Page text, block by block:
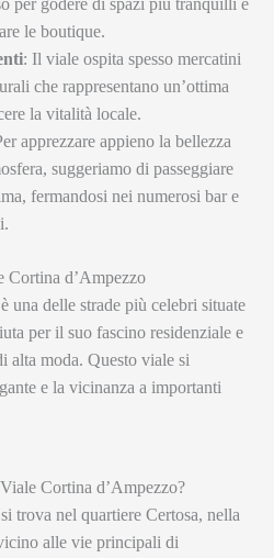
le boutique.
: Il viale ospita spesso mercatini
che rappresentano un’ottima
la vitalità locale.
apprezzare appieno la bellezza
suggeriamo di passeggiare
fermandosi nei numerosi bar e
Cortina d’Ampezzo
una delle strade più celebri situate
per il suo fascino residenziale e
alta moda. Questo viale si
e la vicinanza a importanti
Cortina d’Ampezzo?
trova nel quartiere Certosa, nella
alle vie principali di